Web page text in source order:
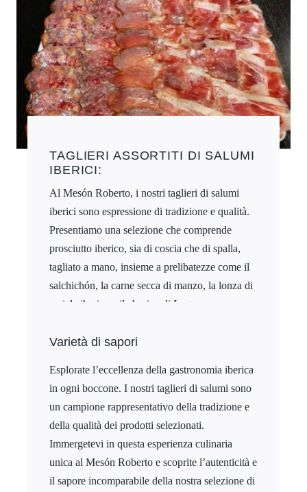
TAGLIERI ASSORTITI DI SALUMI
IBERICI:
Al Mesón Roberto, i nostri taglieri di salumi
iberici sono espressione di tradizione e qualità.
Presentiamo una selezione che comprende
prosciutto iberico, sia di coscia che di spalla,
tagliato a mano, insieme a prelibatezze come il
salchichón, la carne secca di manzo, la lonza di
maiale iberica e il chorizo di Lugo.
Varietà di sapori
Esplorate l’eccellenza della gastronomia iberica
in ogni boccone. I nostri taglieri di salumi sono
un campione rappresentativo della tradizione e
della qualità dei prodotti selezionati.
Immergetevi in questa esperienza culinaria
unica al Mesón Roberto e scoprite l’autenticità e
il sapore incomparabile della nostra selezione di